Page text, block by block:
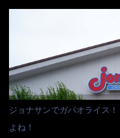
け、韮の葉の部分をドサッ
うでしょう？ 見た目
イのHPを見ると・・・（引
ム製法で仕上げた、生めん
の旨味に数種類の唐辛子、
れた醤油ベースのスープで
することに風味と辛さを引
ブン皿で焼いて、大凡の目
をよーく見たら表面のチー
た・・・チーズに焦げ目が
ことをオススメします。（
ろう） 早速タバスコを振り
いよ！ 久しぶりだな～ホワ
感・・・懐かしい～ 今回ダ
ジョナサンでガパオライス
よね！